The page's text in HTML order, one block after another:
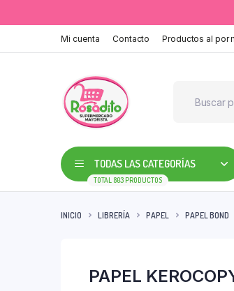
Mi cuenta Contacto Productos al por
TODAS LAS CATEGORÍAS
TOTAL 803 PRODUCTOS
INICIO LIBRERÍA PAPEL PAPEL BOND
PAPEL